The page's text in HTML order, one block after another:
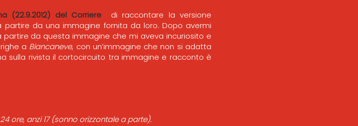
(22.9.2012) del Corriere di raccontare la versione
da una immagine fornita da loro. Dopo avermi
da questa immagine che mi aveva incuriosito e
a Biancaneve, con un’immagine che non si adatta
sulla rivista il cortocircuito tra immagine e racconto è
ore, anzi 17 (sonno orizzontale a parte).